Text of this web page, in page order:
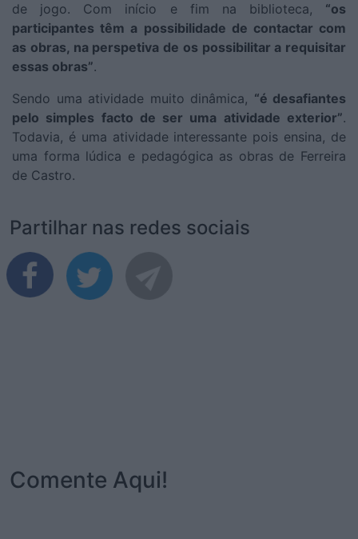
de jogo. Com início e fim na biblioteca, “os
participantes têm a possibilidade de contactar com
as obras, na perspetiva de os possibilitar a requisitar
essas obras”.
Sendo uma atividade muito dinâmica, “é desafiantes
pelo simples facto de ser uma atividade exterior”.
Todavia, é uma atividade interessante pois ensina, de
uma forma lúdica e pedagógica as obras de Ferreira
de Castro.
Partilhar nas redes sociais
Comente Aqui!